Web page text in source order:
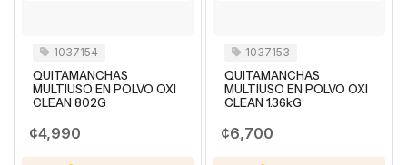
1037154
QUITAMANCHAS
MULTIUSO EN POLVO OXI
CLEAN 802G
¢4,990
1037153
QUITAMANCHAS
MULTIUSO EN POLVO OXI
CLEAN 1.36kG
¢6,700